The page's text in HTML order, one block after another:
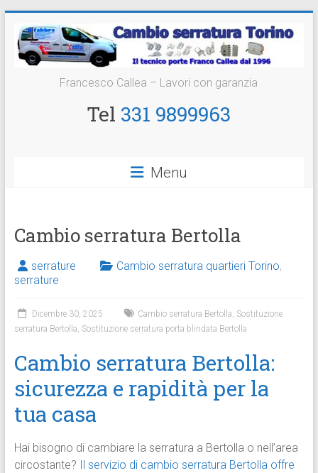
contenuto
Cambio
Serratura
Francesco Callea – Lavori con garanzia
Tel 331 9899963
Menu
Cambio serratura Bertolla
serrature Cambio serratura quartieri Torino,
serrature
Dicembre 30, 2025 Cambio serratura Bertolla, Sostituzione
serratura Bertolla, Sostituzione serratura porta blindata Bertolla
Cambio serratura Bertolla:
sicurezza e rapidità per la
tua casa
Hai bisogno di cambiare la serratura a Bertolla o nell’area
circostante?
Il servizio di cambio serratura Bertolla offre